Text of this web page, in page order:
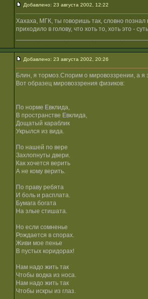
Добавлено: 23 августа 2002, 12:22
Хахаха, МГК, ты говоришь так, словно
приходило в голову, что хоть то, хоть это -
Добавлено: 23 августа 2002, 20:26
Блин, я тормоз.Спорим о мировоззрении, а я
Вот образец мировоззрения физиков:
По норме Евклида,
В пространстве Евклида,
Дощатый караблик
Укрылся из вида.
По нашей по вере
Захлопнуты двери.
Как хочется верить
А не кому верить.
По праву ребята
И боль и расплата.
Бумага богата
На злые стишата.
Но если сомненье
Рождается в спорах.
Живи мое пенье
В пустых коридорах!
Нам надо жить так
Чтобы водка из носа.
Нам надо жить так
Чтобы искры из глаз.